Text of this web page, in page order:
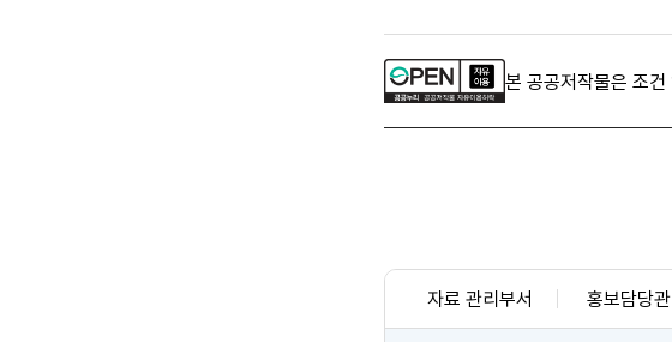
본 공공저작물은 조건
자료 관리부서 홍보담당관